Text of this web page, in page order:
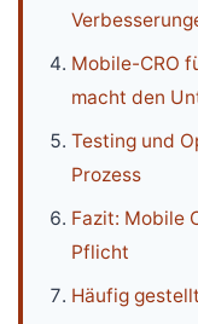
Mobile-CRO
macht den
Testing und
Prozess
Fazit: Mobile
Pflicht
Häufig